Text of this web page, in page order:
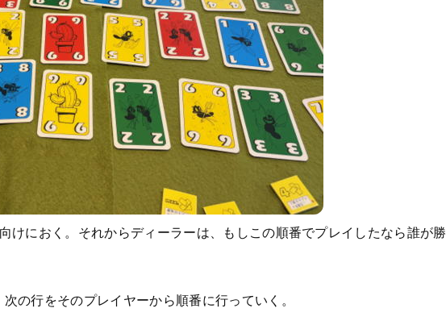
けにおく。それからディーラーは、もしこの順番でプレイしたなら誰が勝
の行をそのプレイヤーから順番に行っていく。